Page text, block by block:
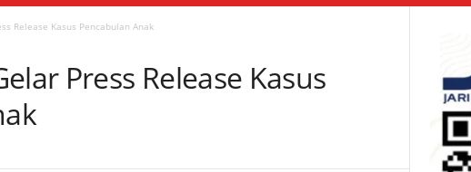
Release Kasus Pencabulan Anak
Press Release Kasus